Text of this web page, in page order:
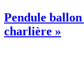
Pendule
charlière »